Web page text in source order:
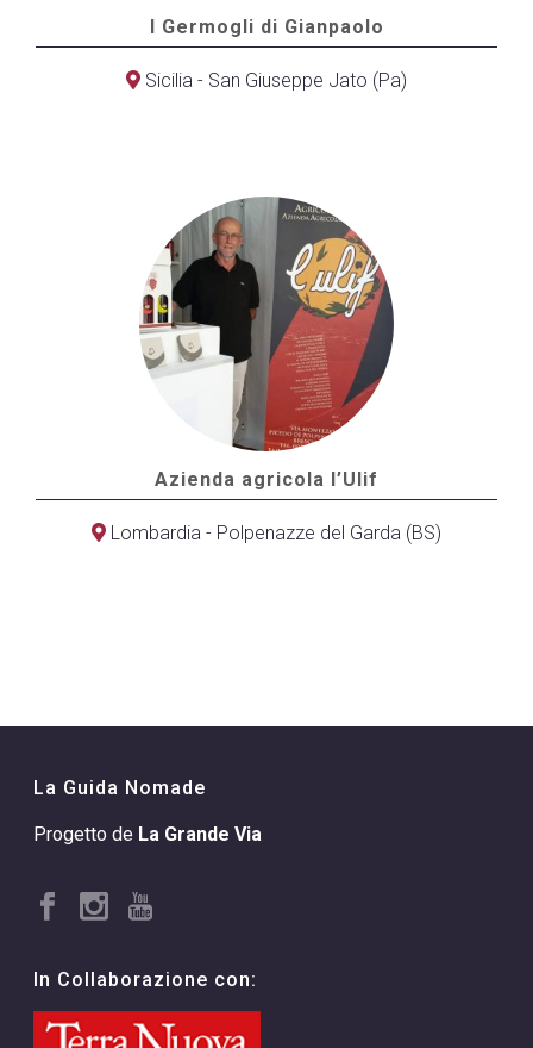
I Germogli di Gianpaolo
Sicilia - San Giuseppe Jato (Pa)
Azienda agricola l’Ulif
Lombardia - Polpenazze del Garda (BS)
La Guida Nomade
Progetto de La Grande Via
In Collaborazione con: